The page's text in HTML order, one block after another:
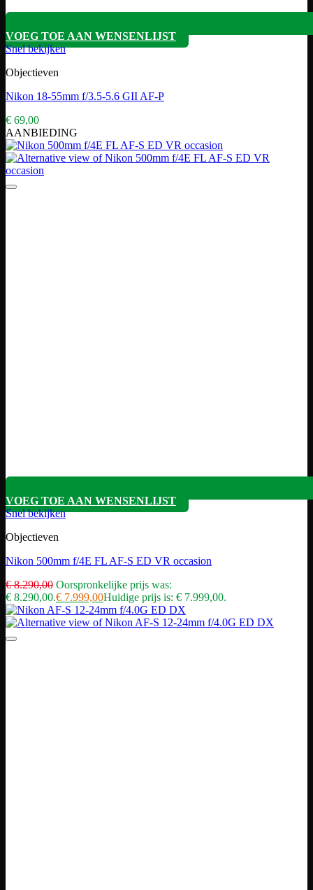
VOEG TOE AAN WENSENLIJST
Snel bekijken
Objectieven
Nikon 18-55mm f/3.5-5.6 GII AF-P
€ 69,00
AANBIEDING
VOEG TOE AAN WENSENLIJST
Snel bekijken
Objectieven
Nikon 500mm f/4E FL AF-S ED VR occasion
€8.290,00 Oorspronkelijke prijs was:
€ 8.290,00.€ 7.999,00Huidige prijs is: € 7.999,00.